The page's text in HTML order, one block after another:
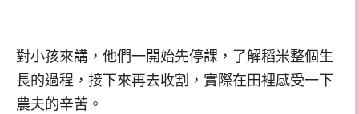
對小孩來講，他們一開始先停課，了解稻米整個生
長的過程，接下來再去收割，實際在田裡感受一下
農夫的辛苦。